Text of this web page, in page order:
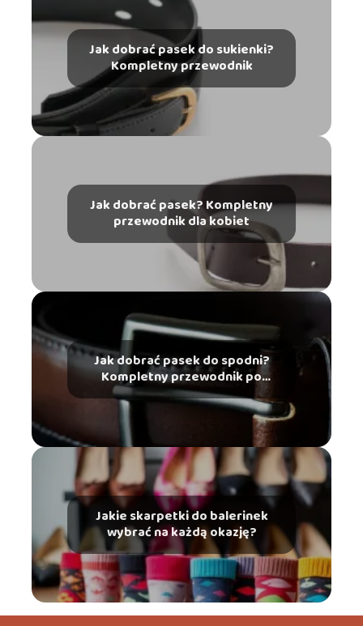
Jak dobrać pasek do sukienki?
Kompletny przewodnik
Jak dobrać pasek? Kompletny
przewodnik dla kobiet
Jak dobrać pasek do spodni?
Kompletny przewodnik po
męskim stylu
Jakie skarpetki do balerinek
wybrać na każdą okazję?